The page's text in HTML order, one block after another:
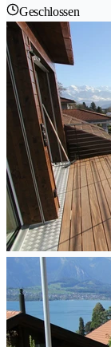
Geschlossen